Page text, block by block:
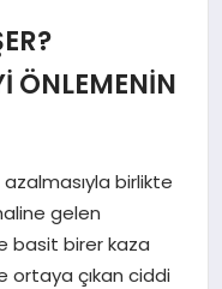
ÖNLEMENİN
birlikte
gelen
basit birer kaza
ortaya çıkan ciddi